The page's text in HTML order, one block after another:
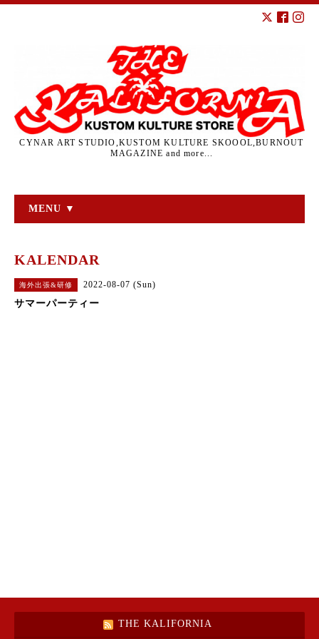
CYNAR ART STUDIO,KUSTOM KULTURE SKOOOL,BURNOUT
MAGAZINE and more...
MENU ▼
KALENDAR
海外出張&研修 2022-08-07 (Sun)
サマーパーティー
THE KALIFORNIA